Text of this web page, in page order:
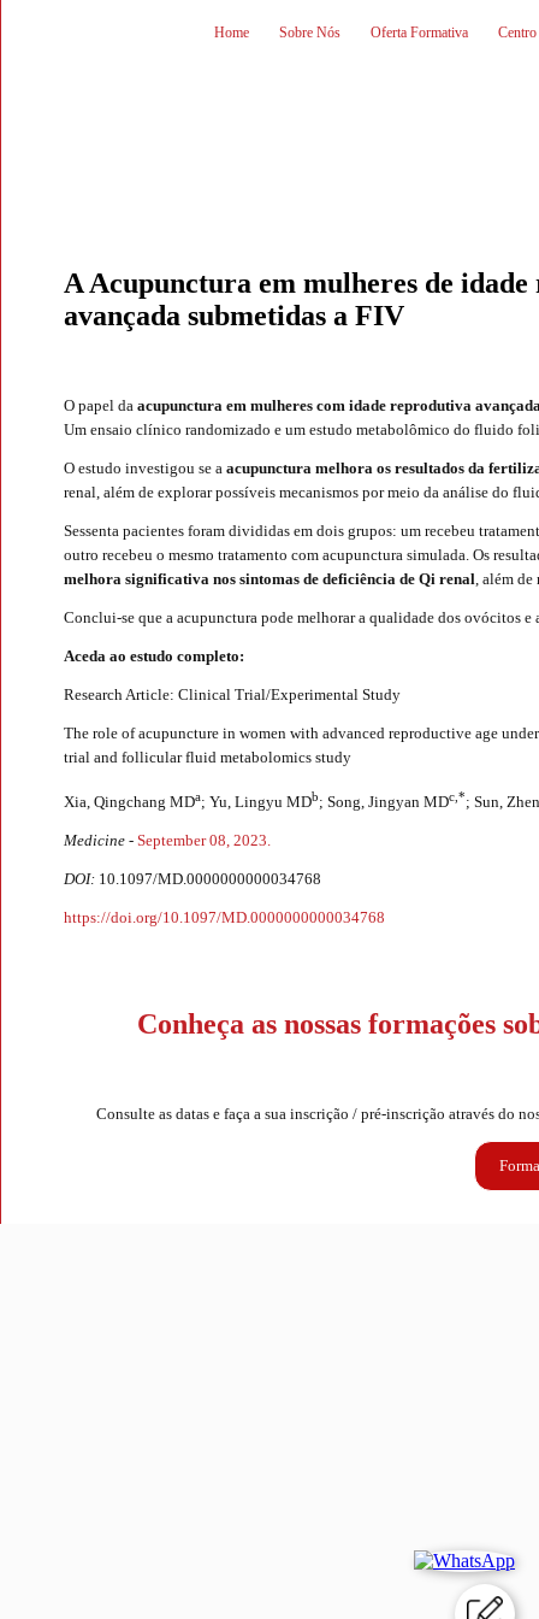
Home Sobre Nós Oferta Formativa
A Acupunctura em mulheres de
avançada submetidas a FIV
O papel da acupunctura em mulheres com idade reprodutiva
Um ensaio clínico randomizado e um estudo metabolômico do fluido
O estudo investigou se a acupunctura melhora os resultados da
renal, além de explorar possíveis mecanismos por meio da análise do
Sessenta pacientes foram divididas em dois grupos: um recebeu
outro recebeu o mesmo tratamento com acupunctura simulada. Os
melhora significativa nos sintomas de deficiência de Qi renal, além de
Conclui-se que a acupunctura pode melhorar a qualidade dos ovócitos e
Aceda ao estudo completo:
Research Article: Clinical Trial/Experimental Study
The role of acupuncture in women with advanced reproductive age
trial and follicular fluid metabolomics study
Xia, Qingchang MDa; Yu, Lingyu MDb; Song, Jingyan MDc,*; Sun,
Medicine - September 08, 2023.
DOI: 10.1097/MD.0000000000034768
https://doi.org/10.1097/MD.0000000000034768
Conheça as nossas formações
Consulte as datas e faça a sua inscrição / pré-inscrição através do